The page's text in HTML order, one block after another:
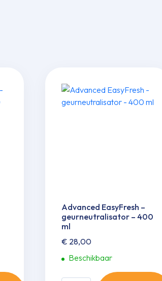
Advanced EasyFresh –
geurneu­tra­lisator – 400
ml
€ 28,00
Beschikbaar